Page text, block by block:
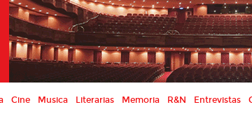
Cine Musica Literarias Memoria R&N Entrevistas